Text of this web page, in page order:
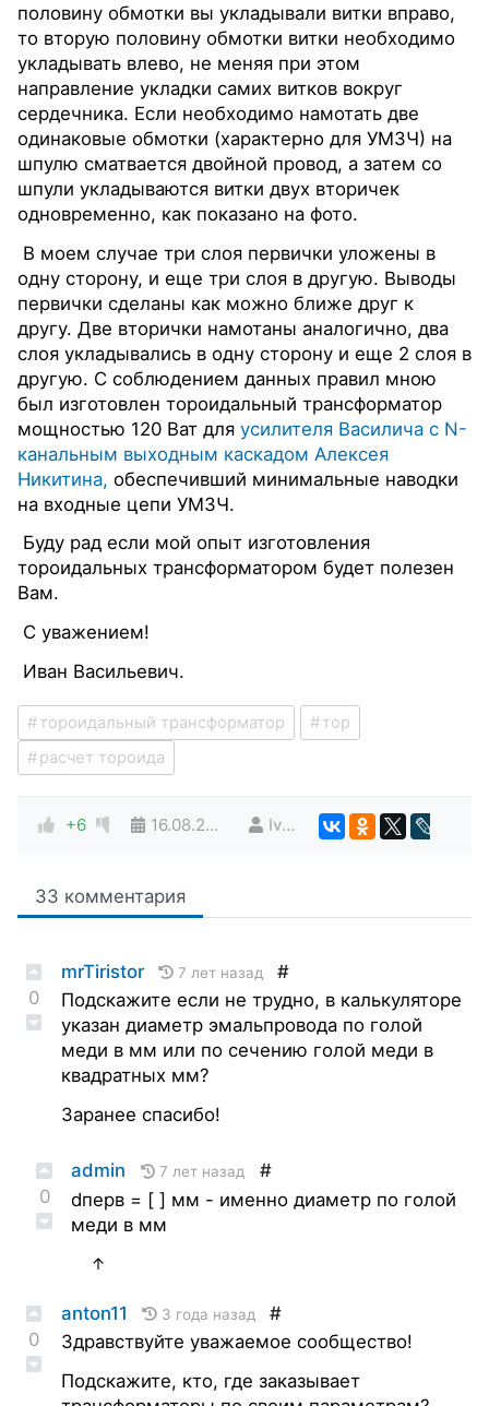
половину обмотки вы укладывали витки вправо,
то вторую половину обмотки витки необходимо
укладывать влево, не меняя при этом
направление укладки самих витков вокруг
сердечника. Если необходимо намотать две
одинаковые обмотки (характерно для УМЗЧ) на
шпулю сматвается двойной провод, а затем со
шпули укладываются витки двух вторичек
одновременно, как показано на фото.
В моем случае три слоя первички уложены в
одну сторону, и еще три слоя в другую. Выводы
первички сделаны как можно ближе друг к
другу. Две вторички намотаны аналогично, два
слоя укладывались в одну сторону и еще 2 слоя в
другую. С соблюдением данных правил мною
был изготовлен тороидальный трансформатор
мощностью 120 Ват для усилителя Василича с N-
канальным выходным каскадом Алексея
Никитина, обеспечивший минимальные наводки
на входные цепи УМЗЧ.
Буду рад если мой опыт изготовления
тороидальных трансформатором будет полезен
Вам.
С уважением!
Иван Васильевич.
тороидальный трансформатор
тор
расчет тороида
+6 16.08.2015 Ivan
33 комментария
0
mrTiristor 7 лет назад
#
Подскажите если не трудно, в калькуляторе
указан диаметр эмальпровода по голой
меди в мм или по сечению голой меди в
квадратных мм?
Заранее спасибо!
0
admin 7 лет назад
#
dперв = [ ] мм - именно диаметр по голой
меди в мм
↑
0
anton11 3 года назад
#
Здравствуйте уважаемое сообщество!
Подскажите, кто, где заказывает